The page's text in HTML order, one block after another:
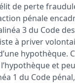
de perte
pénale
3 du Code
à priver
et
1 du Code